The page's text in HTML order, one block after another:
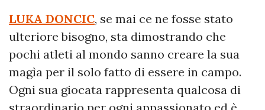
LUKA DONCIC, se mai ce ne fosse stato
ulteriore bisogno, sta dimostrando che
pochi atleti al mondo sanno creare la sua
magìa per il solo fatto di essere in campo.
Ogni sua giocata rappresenta qualcosa di